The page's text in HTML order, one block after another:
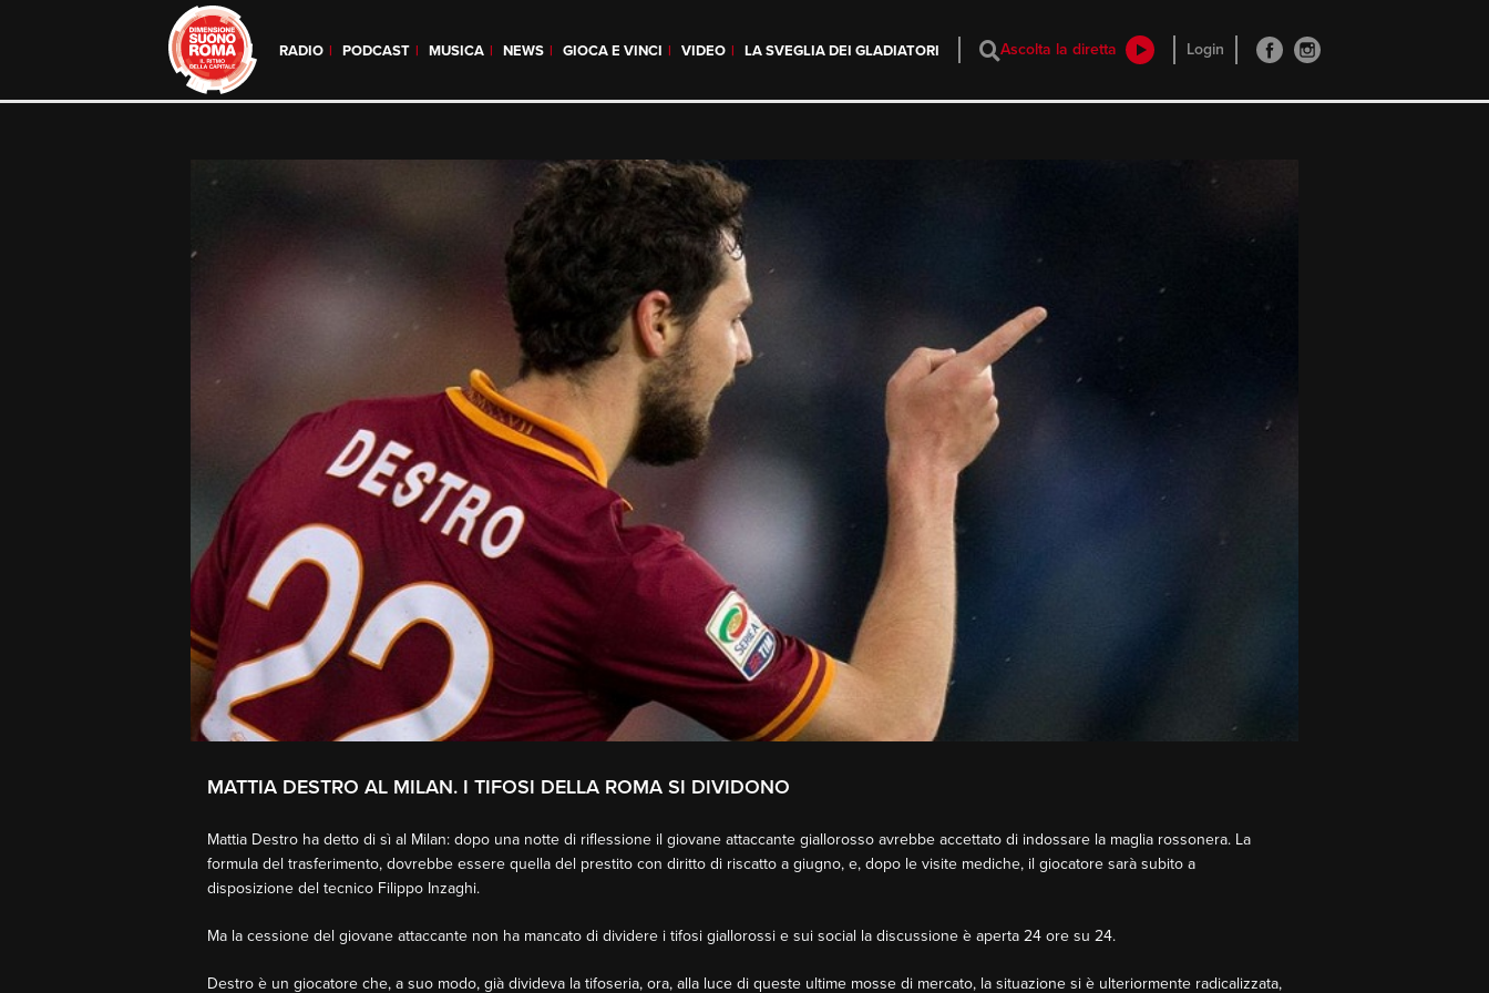
RADIO PODCAST MUSICA NEWS GIOCA E VINCI VIDEO LA SVEGLIA DEI GLADIATORI Ascolta la diretta Login
MATTIA DESTRO AL MILAN. I TIFOSI DELLA ROMA SI DIVIDONO
Mattia Destro ha detto di sì al Milan: dopo una notte di riflessione il giovane attaccante giallorosso avrebbe accettato di indossare la maglia rossonera. La
formula del trasferimento, dovrebbe essere quella del prestito con diritto di riscatto a giugno, e, dopo le visite mediche, il giocatore sarà subito a
disposizione del tecnico Filippo Inzaghi.
Ma la cessione del giovane attaccante non ha mancato di dividere i tifosi giallorossi e sui social la discussione è aperta 24 ore su 24.
Destro è un giocatore che, a suo modo, già divideva la tifoseria, ora, alla luce di queste ultime mosse di mercato, la situazione si è ulteriormente radicalizzata,